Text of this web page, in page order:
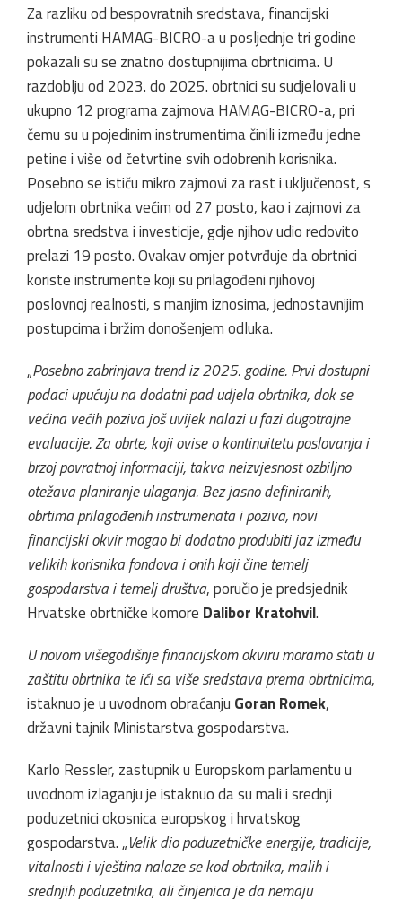
Za razliku od bespovratnih sredstava, financijski
instrumenti HAMAG-BICRO-a u posljednje tri godine
pokazali su se znatno dostupnijima obrtnicima. U
razdoblju od 2023. do 2025. obrtnici su sudjelovali u
ukupno 12 programa zajmova HAMAG-BICRO-a, pri
čemu su u pojedinim instrumentima činili između jedne
petine i više od četvrtine svih odobrenih korisnika.
Posebno se ističu mikro zajmovi za rast i uključenost, s
udjelom obrtnika većim od 27 posto, kao i zajmovi za
obrtna sredstva i investicije, gdje njihov udio redovito
prelazi 19 posto. Ovakav omjer potvrđuje da obrtnici
koriste instrumente koji su prilagođeni njihovoj
poslovnoj realnosti, s manjim iznosima, jednostavnijim
postupcima i bržim donošenjem odluka.
„Posebno zabrinjava trend iz 2025. godine. Prvi dostupni
podaci upućuju na dodatni pad udjela obrtnika, dok se
većina većih poziva još uvijek nalazi u fazi dugotrajne
evaluacije. Za obrte, koji ovise o kontinuitetu poslovanja i
brzoj povratnoj informaciji, takva neizvjesnost ozbiljno
otežava planiranje ulaganja. Bez jasno definiranih,
obrtima prilagođenih instrumenata i poziva, novi
financijski okvir mogao bi dodatno produbiti jaz između
velikih korisnika fondova i onih koji čine temelj
gospodarstva i temelj društva, poručio je predsjednik
Hrvatske obrtničke komore Dalibor Kratohvil.
U novom višegodišnje financijskom okviru moramo stati u
zaštitu obrtnika te ići sa više sredstava prema obrtnicima,
istaknuo je u uvodnom obraćanju Goran Romek,
državni tajnik Ministarstva gospodarstva.
Karlo Ressler, zastupnik u Europskom parlamentu u
uvodnom izlaganju je istaknuo da su mali i srednji
poduzetnici okosnica europskog i hrvatskog
gospodarstva. „Velik dio poduzetničke energije, tradicije,
vitalnosti i vještina nalaze se kod obrtnika, malih i
srednjih poduzetnika, ali činjenica je da nemaju